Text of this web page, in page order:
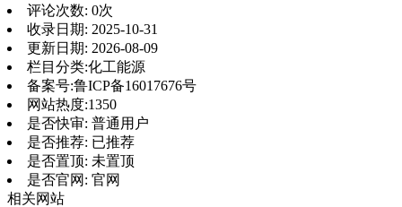
评论次数: 0次
收录日期: 2025-10-31
更新日期: 2026-08-09
栏目分类:化工能源
备案号:鲁ICP备16017676号
网站热度:1350
是否快审: 普通用户
是否推荐: 已推荐
是否置顶: 未置顶
是否官网: 官网
相关网站